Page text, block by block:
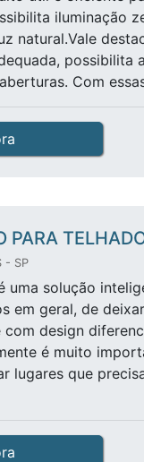
iluminação
natural.Vale
possibilita
Com
PARA
- SP
solução
em geral, de
design
é muito
lugares que